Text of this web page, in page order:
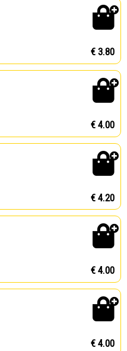
€ 3.80
€ 4.00
€ 4.20
€ 4.00
€ 4.00